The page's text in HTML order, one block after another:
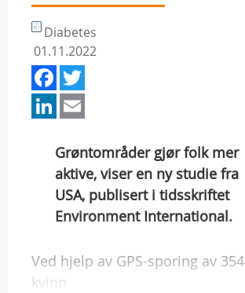
Diabetes
01.11.2022
Facebook
LinkedIn
Grøntområder gjør folk mer
aktive, viser en ny studie fra
USA, publisert i tidsskriftet
Environment International.
Ved hjelp av GPS-sporing av 354
kvinn